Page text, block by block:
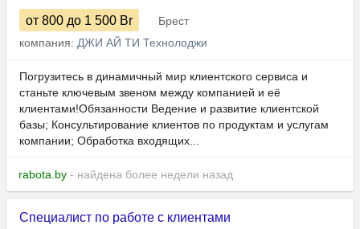
от 800 до 1 500 Br
Брест
компания: ДЖИ АЙ ТИ Технолоджи
Погрузитесь в динамичный мир клиентского сервиса и
станьте ключевым звеном между компанией и её
клиентами!Обязанности Ведение и развитие клиентской
базы; Консультирование клиентов по продуктам и услугам
компании; Обработка входящих...
rabota.by - найдена более недели назад
Специалист по работе с клиентами